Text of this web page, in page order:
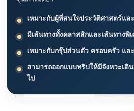
เหมาะกับผู้ที่สนใจประวัติศาสตร์แล
มีเส้นทางทั้งคลาสสิกและเส้นทางพิ
เหมาะกับกรุ๊ปส่วนตัว ครอบครัว แ
สามารถออกแบบทริปให้มีจังหวะเดิ
ไป